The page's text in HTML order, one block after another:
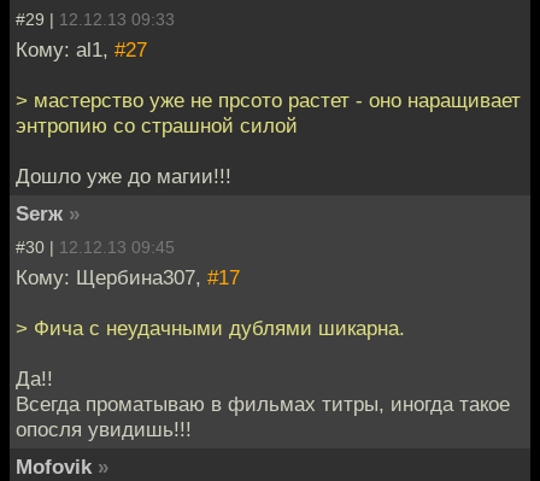
#29 | 12.12.13 09:33
Кому: al1, #27
> мастерство уже не прсото растет - оно наращивает
энтропию со страшной силой
Дошло уже до магии!!!
Serж »
#30 | 12.12.13 09:45
Кому: Щербина307, #17
> Фича с неудачными дублями шикарна.
Да!!
Всегда проматываю в фильмах титры, иногда такое
опосля увидишь!!!
Mofovik »